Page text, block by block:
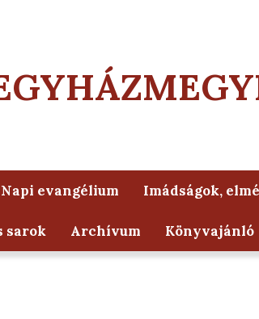
Napi evangélium Imádságok,
sarok Archívum Könyvajánló